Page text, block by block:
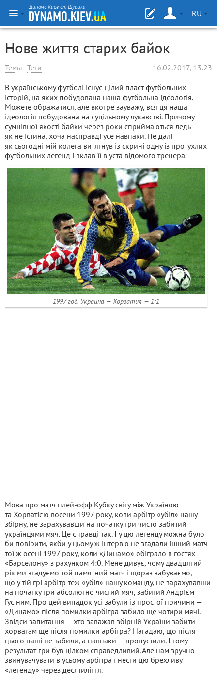
Динамо Киев от Шурика
RU
Нове життя старих байок
Темы Теги 16.02.2017, 13:23
В українському футболі існує цілий пласт футбольних
історій, на яких побудована наша футбольна ідеологія.
Можете ображатися, але вкотре зауважу, вся ця наша
ідеологія побудована на суцільному лукавстві. Причому
сумнівної якості байки через роки сприймаються ледь
як не істина, хоча насправді усе навпаки. Не далі
як сьогодні мій колега витягнув із скрині одну із протухлих
футбольних легенд і вклав її в уста відомого тренера.
1997 год. Украина — Хорватия — 1:1
Мова про матч плей-офф Кубку світу між Україною
та Хорватією восени 1997 року, коли арбітр «убіл» нашу
збірну, не зарахувавши на початку гри чисто забитий
українцями мяч. Це справді так. І у цю легенду можна було
би повірити, якби у цьому ж інтервю не згадали інший матч
тої ж осені 1997 року, коли «Динамо» обіграло в гостях
«Барселону» з рахунком 4:0. Мене дивує, чому двадцятий
рік ми згадуємо той памятний матч і щораз забуваємо,
що у тій грі арбітр теж «убіл» нашу команду, не зарахувавши
на початку гри абсолютно чистий мяч, забитий Андрієм
Гусіним. Про цей випадок усі забули із простої причини —
«Динамо» після помилки арбітра забило ще чотири мячі.
Звідси запитання — хто заважав збірній України забити
хорватам ще після помилки арбітра? Нагадаю, що після
цього наші не забили, а навпаки — пропустили. І тому
результат гри був цілком справедливий. Але нам зручно
звинувачувати в усьому арбітра і нести цю брехливу
«легенду» через десятиліття.